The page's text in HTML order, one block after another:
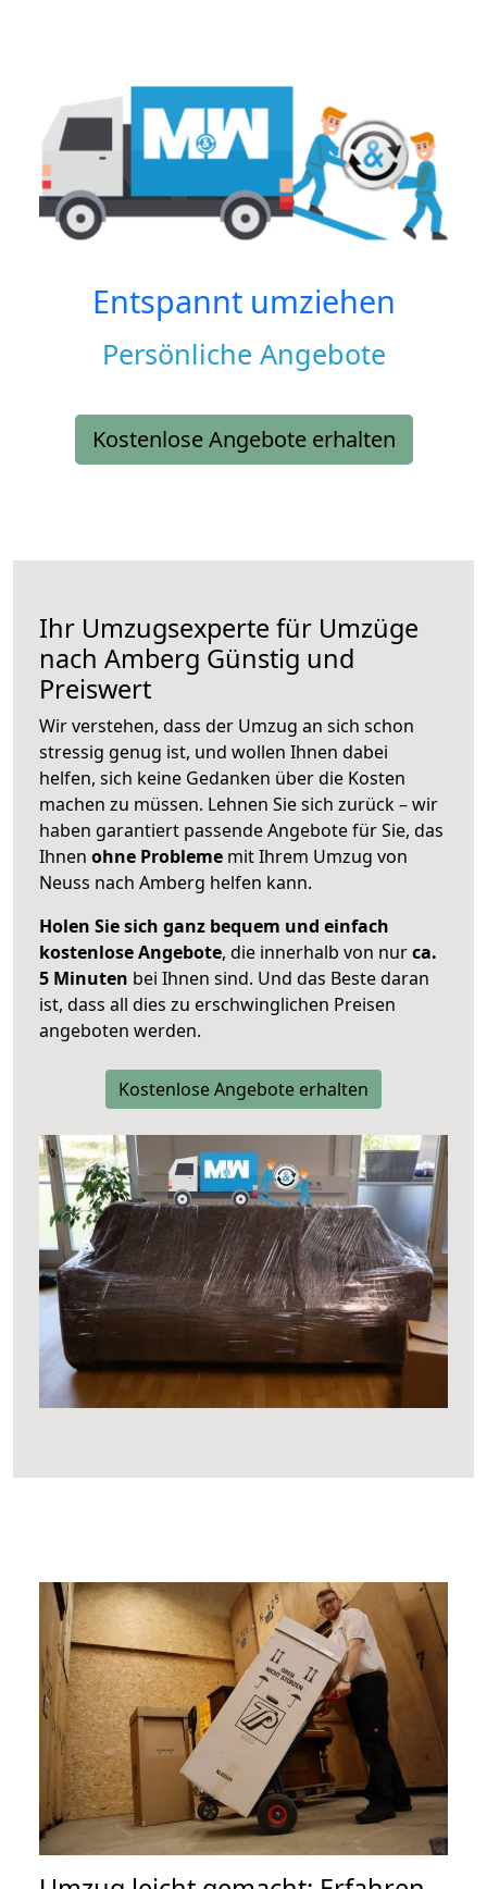
Entspannt umziehen
Persönliche Angebote
Kostenlose Angebote erhalten
Ihr Umzugsexperte für Umzüge
nach Amberg Günstig und
Preiswert
Wir verstehen, dass der Umzug an sich schon
stressig genug ist, und wollen Ihnen dabei
helfen, sich keine Gedanken über die Kosten
machen zu müssen. Lehnen Sie sich zurück – wir
haben garantiert passende Angebote für Sie, das
Ihnen ohne Probleme mit Ihrem Umzug von
Neuss nach Amberg helfen kann.
Holen Sie sich ganz bequem und einfach
kostenlose Angebote, die innerhalb von nurca.
5 Minuten bei Ihnen sind. Und das Beste daran
ist, dass all dies zu erschwinglichen Preisen
angeboten werden.
Kostenlose Angebote erhalten